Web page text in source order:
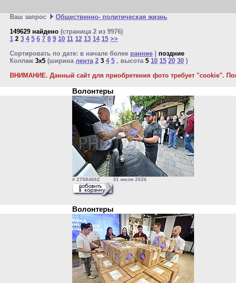
Ваш запрос
Общественно- политическая жизнь
149629 найдено (страница 2 из 9976)
1 2 3 4 5 6 7 8 9 10 11 12 13 14 15 >>
Сортировать по дате: в начале более ранние
поздние
Коллаж 3x5 (ширина лента 2 3 4 5 , высота 5 10 15 20 30 )
ВНИМАНИЕ. Данный сайт для приобретения фото требует "cookie".
Волонтеры
# 27084662 31 июля 2026
Волонтеры